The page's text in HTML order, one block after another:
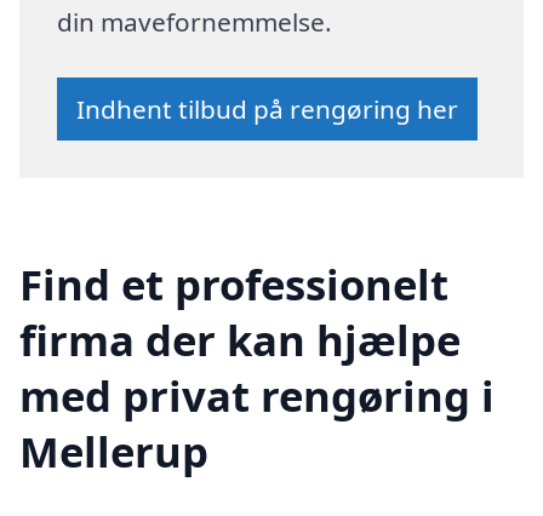
din mavefornemmelse.
Indhent tilbud på rengøring her
Find et professionelt
firma der kan hjælpe
med privat rengøring i
Mellerup